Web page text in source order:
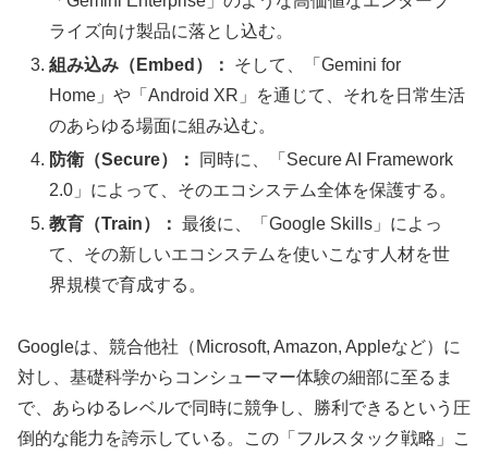
ライズ向け製品に落とし込む。
組み込み（Embed）：
そして、「Gemini for
Home」や「Android XR」を通じて、それを日常生活
のあらゆる場面に組み込む。
防衛（Secure）：
同時に、「Secure AI Framework
2.0」によって、そのエコシステム全体を保護する。
教育（Train）： 最後に、「Google Skills」によっ
て、その新しいエコシステムを使いこなす人材を世
界規模で育成する。
Googleは、競合他社（Microsoft, Amazon, Appleなど）に
対し、基礎科学からコンシューマー体験の細部に至るま
で、あらゆるレベルで同時に競争し、勝利できるという圧
倒的な能力を誇示している。この「フルスタック戦略」こ